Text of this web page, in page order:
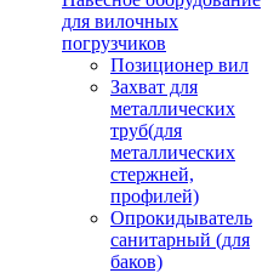
для вилочных
погрузчиков
Позиционер вил
Захват для
металлических
труб(для
металлических
стержней,
профилей)
Опрокидыватель
санитарный (для
баков)